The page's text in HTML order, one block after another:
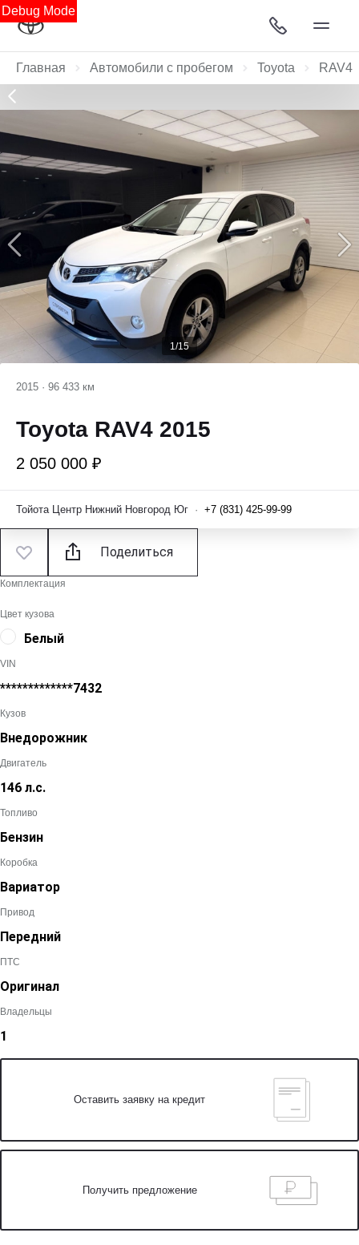
Debug Mode
Главная Автомобили с пробегом Toyota RAV4
1/15
2015 · 96 433 км
Toyota RAV4 2015
2 050 000 ₽
Тойота Центр Нижний Новгород Юг · +7 (831) 425-99-99
Поделиться
Комплектация
Цвет кузова
Белый
VIN
*************7432
Кузов
Внедорожник
Двигатель
146 л.с.
Топливо
Бензин
Коробка
Вариатор
Привод
Передний
ПТС
Оригинал
Владельцы
1
Оставить заявку на кредит
Получить предложение